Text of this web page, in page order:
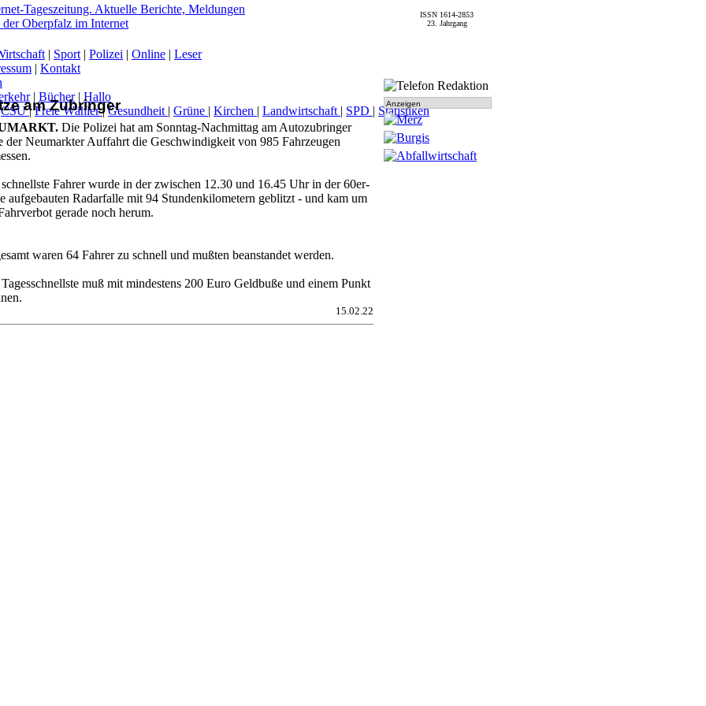
am Zubringer
Die Polizei hat am Sonntag-Nachmittag am Autozubringer
der Neumarkter Auffahrt die Geschwindigkeit von 985 Fahrzeugen
Fahrer wurde in der zwischen 12.30 und 16.45 Uhr in der 60er-
aufgebauten Radarfalle mit 94 Stundenkilometern geblitzt - und kam um
gerade noch herum.
waren 64 Fahrer zu schnell und mußten beanstandet werden.
muß mit mindestens 200 Euro Geldbuße und einem Punkt
15.02.22
Anzeigen
ISSN 1614-2853
23. Jahrgang
| Sport | Polizei | Online | Leser
| Kontakt
| Bücher| Hallo
CSU|Freie Wähler|Gesundheit | Grüne | Kirchen | Landwirtschaft | SPD | Statistiken